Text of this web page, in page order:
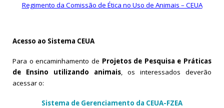
Regimento da Comissão de Ética no Uso de Animais – CEUA
Acesso ao Sistema CEUA
Para o encaminhamento de Projetos de Pesquisa e Práticas
de Ensino utilizando animais, os interessados deverão
acessar o:
Sistema de Gerenciamento da CEUA-FZEA